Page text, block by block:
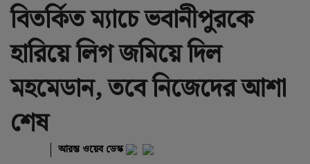
বিতর্কিত ম্যাচে ভবানীপুরকে
হারিয়ে লিগ জমিয়ে দিল
মহমেডান, তবে নিজেদের আশা
শেষ
আরম্ভ ওয়েব ডেস্ক